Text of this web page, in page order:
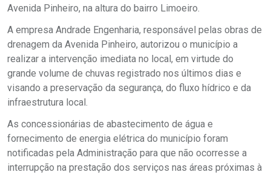
Avenida Pinheiro, na altura do bairro Limoeiro.
A empresa Andrade Engenharia, responsável pelas obras de
drenagem da Avenida Pinheiro, autorizou o município a
realizar a intervenção imediata no local, em virtude do
grande volume de chuvas registrado nos últimos dias e
visando a preservação da segurança, do fluxo hídrico e da
infraestrutura local.
As concessionárias de abastecimento de água e
fornecimento de energia elétrica do município foram
notificadas pela Administração para que não ocorresse a
interrupção na prestação dos serviços nas áreas próximas à